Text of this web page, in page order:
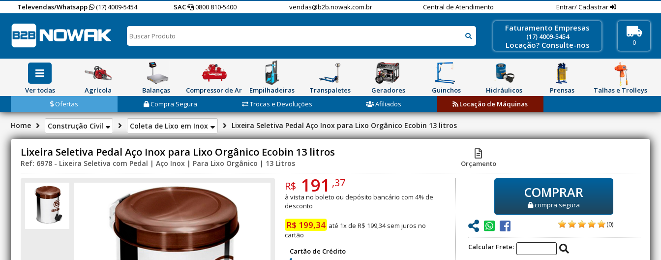
Televendas/Whatsapp (17) 4009-5454 SAC 0800 810-5400 vendas@b2b.nowak.com.br Central de Atendimento Entrar/ Cadastrar
Faturamento Empresas
(17) 4009-5454
Locação? Consulte-nos 0
Ver todas Agrícola Balanças Compressor de Ar Empilhadeiras Transpaletes Geradores Guinchos Hidráulicos Prensas
Talhas e Trolleys
Ofertas
Compra Segura Trocas e Devoluções Afiliados Locação de Máquinas
Home Construção Civil Coleta de Lixo em Inox Lixeira Seletiva Pedal Aço Inox para Lixo Orgânico Ecobin 13 litros
Lixeira Seletiva Pedal Aço Inox para Lixo Orgânico Ecobin 13 litros
Ref: 6978 - Lixeira Seletiva com Pedal | Aço Inox | Para Lixo Orgânico | 13 Litros Orçamento
R$ 191 ,37
à vista no boleto ou depósito bancário com 4% de
desconto
R$ 199,34 até 1x de R$ 199,34 sem juros no
cartão
Cartão de Crédito
COMPRAR
compra segura
(0)
Calcular Frete: